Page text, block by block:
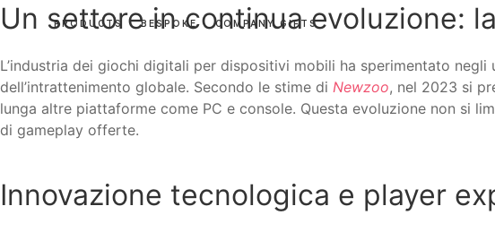
PRODUCTS BESPOKE COMPANY GIFTS
Un settore in continua evoluzione:
L’industria dei giochi digitali per dispositivi mobili ha sperimentato
dell’intrattenimento globale. Secondo le stime di Newzoo, nel 2023 si
lunga altre piattaforme come PC e console. Questa evoluzione non si
di gameplay offerte.
Innovazione tecnologica e player